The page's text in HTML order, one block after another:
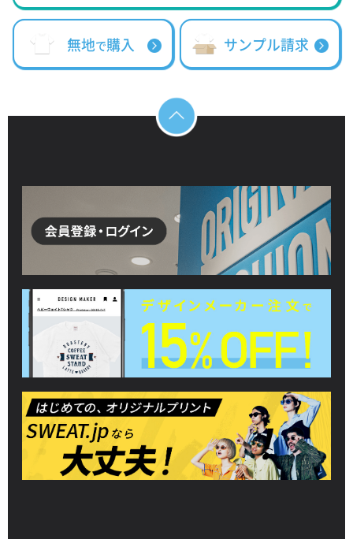
無地で購入 サンプル請求